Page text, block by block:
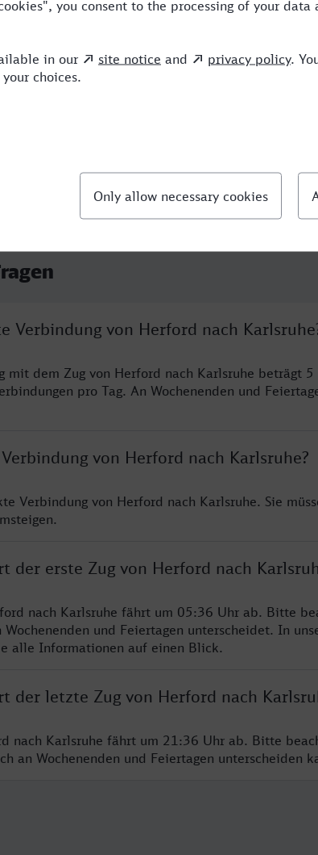
2
Verbindung von Herford nach
mit dem Zug von Herford nach Karlsruhe beträgt 5
pro Tag. An Wochenenden und
von Herford nach Karlsruhe?
Verbindung von Herford nach Karlsruhe. Sie
der erste Zug von Herford nach
nach Karlsruhe fährt um 05:36 Uhr ab. Bitte
und Feiertagen unterscheidet. In
alle Informationen auf einen Blick.
der letzte Zug von Herford nach
nach Karlsruhe fährt um 21:36 Uhr ab. Bitte
an Wochenenden und Feiertagen unterscheiden